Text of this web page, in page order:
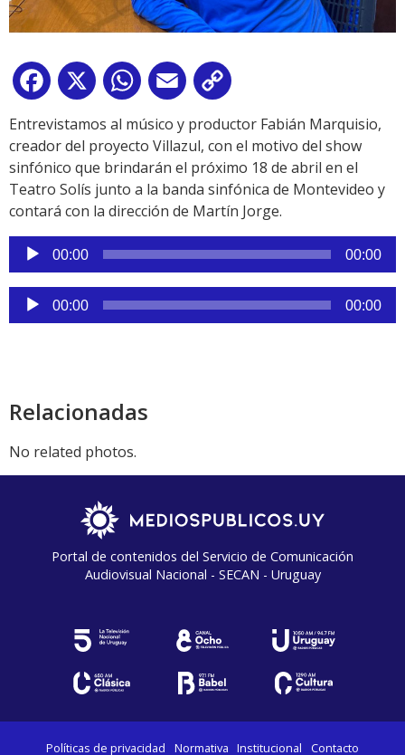
Facebook
X WhatsApp
Email
Link
Entrevistamos al músico y productor Fabián Marquisio,
creador del proyecto Villazul, con el motivo del show
sinfónico que brindarán el próximo 18 de abril en el
Teatro Solís junto a la banda sinfónica de Montevideo y
contará con la dirección de Martín Jorge.
Reproductor
de
audio
00:00 00:00
Reproductor
de
00:00 00:00
Relacionadas
No related photos.
Portal de contenidos del Servicio de Comunicación
Audiovisual Nacional - SECAN - Uruguay
Políticas de privacidad Normativa Institucional Contacto